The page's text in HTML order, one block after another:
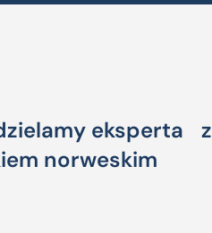
eksperta z
norweskim